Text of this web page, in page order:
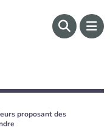
proposant des